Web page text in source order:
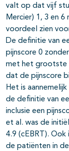
valt op dat vijf
Mercier) 1, 3 en 6
voordeel zien
De definitie van
pijnscore 0
met het grootste
dat de pijnscore
Het is
de definitie van
inclusie een
et al. was de
4.9 (cEBRT). Ook
de patiënten in